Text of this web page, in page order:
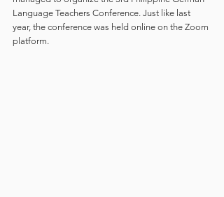
Language Teachers Conference. Just like last
year, the conference was held online on the Zoom
platform.